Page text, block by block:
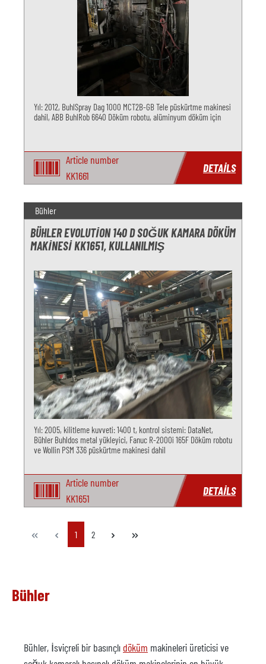
Yıl: 2012, BuhlSpray Dag 1000 MCT2B-GB Tele püskürtme makinesi
dahil, ABB BuhlRob 6640 Döküm robotu, alüminyum döküm için
Article number
KK1661
DETAILS
Bühler
BÜHLER EVOLUTION 140 D SOĞUK KAMARA DÖKÜM
MAKINESI KK1651, KULLANILMIŞ
Yıl: 2005, kilitleme kuvveti: 1400 t, kontrol sistemi: DataNet,
Bühler Buhldos metal yükleyici, Fanuc R-2000i 165F Döküm robotu
ve Wollin PSM 336 püskürtme makinesi dahil
Article number
KK1651
DETAILS
Page
1 Page
2
Bühler
Bühler, İsviçreli bir basınçlı döküm makineleri üreticisi ve